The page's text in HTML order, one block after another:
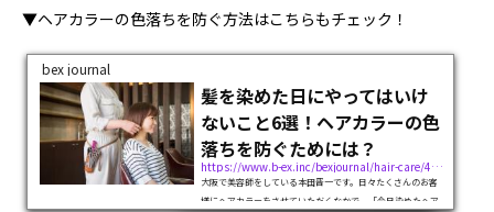
▼ヘアカラーの色落ちを防ぐ方法はこちらもチェック！
bex journal
髪を染めた日にやってはいけ
ないこと6選！ヘアカラーの色
落ちを防ぐためには？
https://www.b-ex.inc/bexjournal/hair-care/4657
大阪で美容師をしている本田晋一です。日々たくさんのお客
様にヘアカラーをさせていただくなかで、「今日染めたヘア